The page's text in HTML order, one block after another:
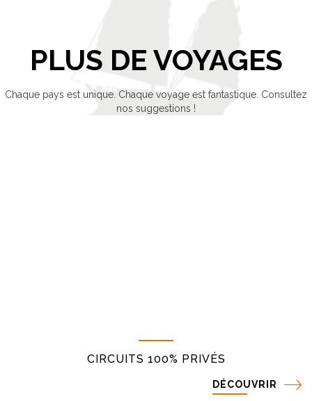
PLUS DE VOYAGES
Chaque pays est unique. Chaque voyage est fantastique. Consultez
nos suggestions !
CIRCUITS 100% PRIVÉS
DÉCOUVRIR